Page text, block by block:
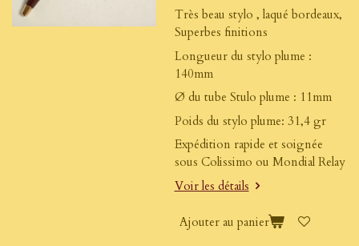
Très beau stylo , laqué bordeaux,
Superbes finitions
Longueur du stylo plume :
140mm
Ø du tube Stulo plume : 11mm
Poids du stylo plume: 31,4 gr
Expédition rapide et soignée
sous Colissimo ou Mondial Relay
Voir les détails
Ajouter au panier